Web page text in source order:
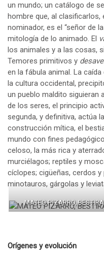
un mundo; un catálogo de
hombre que, al clasificarlos,
nominador, es el “señor de
mitología de lo animado. El
los animales y a las cosas,
Temores primitivos y
en la fábula animal. La
la cultura occidental,
un pueblo maldito siguieran
de los seres, el principio
segunda, y definitiva, actúa
construcción mítica, el
mundo con fines
celoso, la más rica y
murciélagos; reptiles y
cíclopes; cigüeñas, cerdos
minotauros, gárgolas y
MATEO PIZARRO,
Orígenes y evolución